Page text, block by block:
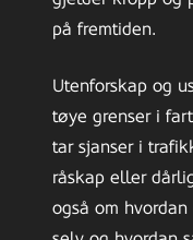
på fremtiden.
Utenforskap og
tøye grenser i
tar sjanser i
råskap eller
også om